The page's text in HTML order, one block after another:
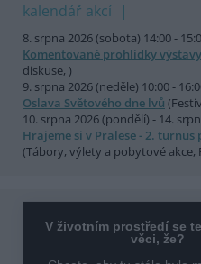
kalendář akcí
8. srpna 2026 (sobota) 14:00 -
Komentované prohlídky
diskuse, )
9. srpna 2026 (neděle) 10:00 -
Oslava Světového dne lvů
10. srpna 2026 (pondělí) - 14.
Hrajeme si v Pralese - 2.
(Tábory, výlety a pobytové akce,